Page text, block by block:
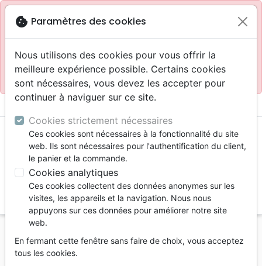
blockSite réservé aux professionnels
Accès pour les professionnels : Se connecter
Site pour le grand public : La Maison de la Bible
menu
Vous ne pouvez pas créer de nouvelle commande
depuis votre pays (United States).
cookie Paramètres des cookies
Nous utilisons des cookies pour vous offrir la
meilleure expérience possible. Certains cookies
sont nécessaires, vous devez les accepter pour
continuer à naviguer sur ce site.
Cookies strictement nécessaires
Ces cookies sont nécessaires à la fonctionnalité du site
web. Ils sont nécessaires pour l'authentification du client,
le panier et la commande.
Cookies analytiques
Ces cookies collectent des données anonymes sur les
visites, les appareils et la navigation. Nous nous
appuyons sur ces données pour améliorer notre site
web.
En fermant cette fenêtre sans faire de choix, vous acceptez
tous les cookies.